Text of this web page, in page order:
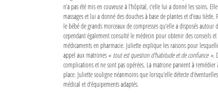
n’a pas été mis en couveuse à l’hôpital, c’elle lui a donné les soins.
massages et lui a donné des douches à base de plantes et d’eau tiède.
le bébé de grands morceaux de compresses qu’elle a disposés autour
cependant également consulté le médecin pour obtenir des conseils et
médicaments en pharmacie. Juliette explique les raisons pour
appel aux matrones « tout est question d’habitude et de confiance ».
complications et ne sont pas opérées. La matrone parvient à
place. Juliette souligne néanmoins que lorsqu’elle détecte
médical et d’équipements adaptés.